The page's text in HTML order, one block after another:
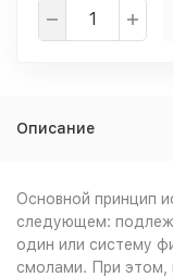
Описание
Основной принцип
следующем:
один или систему
смолами. При этом,